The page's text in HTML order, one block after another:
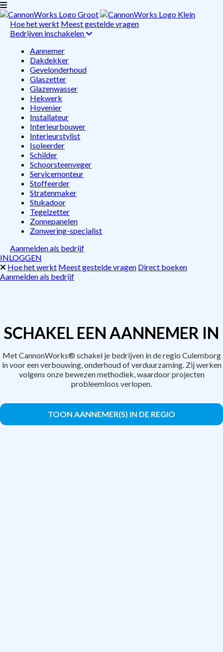
Hoe het werkt Meest gestelde vragen
Bedrijven inschakelen
Aannemer
Dakdekker
Gevelonderhoud
Glaszetter
Glazenwasser
Hekwerk
Hovenier
Installateur
Interieurbouwer
Interieurstylist
Isoleerder
Schilder
Schoorsteenveger
Servicemonteur
Stoffeerder
Stratenmaker
Stukadoor
Tegelzetter
Zonnepanelen
Zonwering-specialist
Aanmelden als bedrijf
INLOGGEN
Hoe het werkt Meest gestelde vragen Direct boeken
Aanmelden als bedrijf
SCHAKEL EEN AANNEMER IN
Met CannonWorks® schakel je bedrijven in de regio Culemborg
in voor een verbouwing, onderhoud of verduurzaming. Zij werken
volgens onze bewezen methodiek, waardoor projecten
probleemloos verlopen.
TOON AANNEMER(S) IN DE REGIO